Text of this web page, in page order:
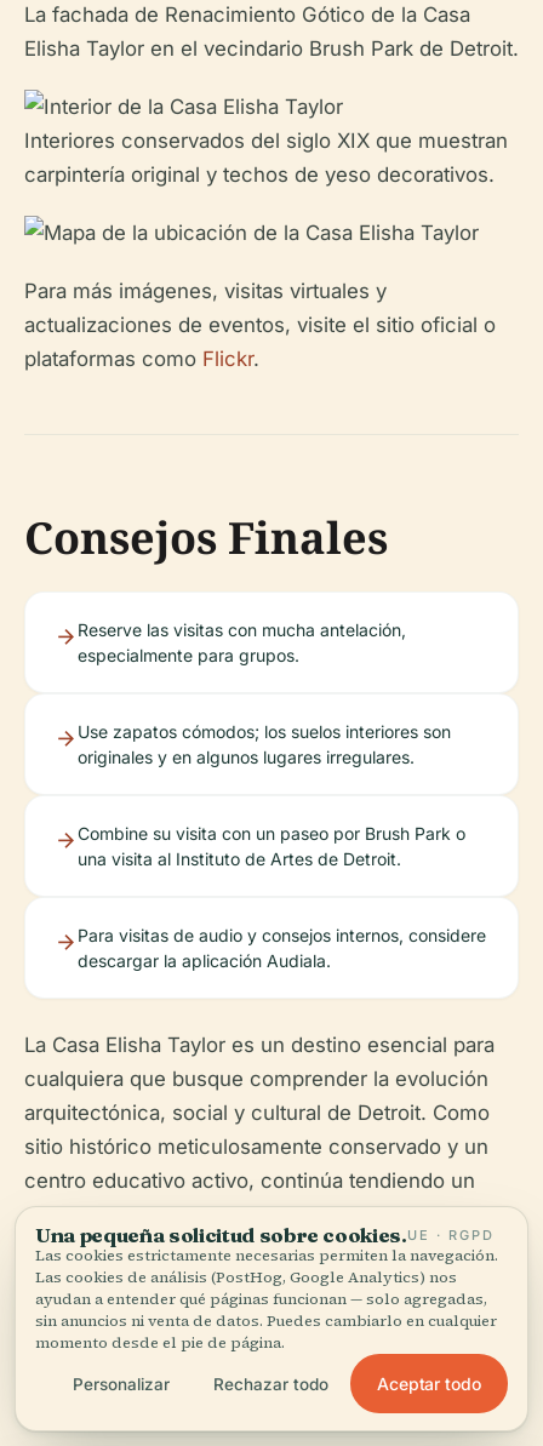
La fachada de Renacimiento Gótico de la Casa
Elisha Taylor en el vecindario Brush Park de Detroit.
Interiores conservados del siglo XIX que muestran
carpintería original y techos de yeso decorativos.
Para más imágenes, visitas virtuales y
actualizaciones de eventos, visite el sitio oficial o
plataformas como Flickr.
Consejos Finales
Reserve las visitas con mucha antelación,
especialmente para grupos.
Use zapatos cómodos; los suelos interiores son
originales y en algunos lugares irregulares.
Combine su visita con un paseo por Brush Park o
una visita al Instituto de Artes de Detroit.
Para visitas de audio y consejos internos, considere
descargar la aplicación Audiala.
La Casa Elisha Taylor es un destino esencial para
cualquiera que busque comprender la evolución
arquitectónica, social y cultural de Detroit. Como
sitio histórico meticulosamente conservado y un
centro educativo activo, continúa tendiendo un
puente entre el ilustre pasado de Detroit y su
vibrante presente.
Escucha la historia completa en la app
Una pequeña solicitud sobre cookies.UE · RGPD
Las cookies estrictamente necesarias permiten la navegación.
Las cookies de análisis (PostHog, Google Analytics) nos
ayudan a entender qué páginas funcionan — solo agregadas,
sin anuncios ni venta de datos. Puedes cambiarlo en cualquier
momento desde el pie de página.
Personalizar Rechazar todo Aceptar todo